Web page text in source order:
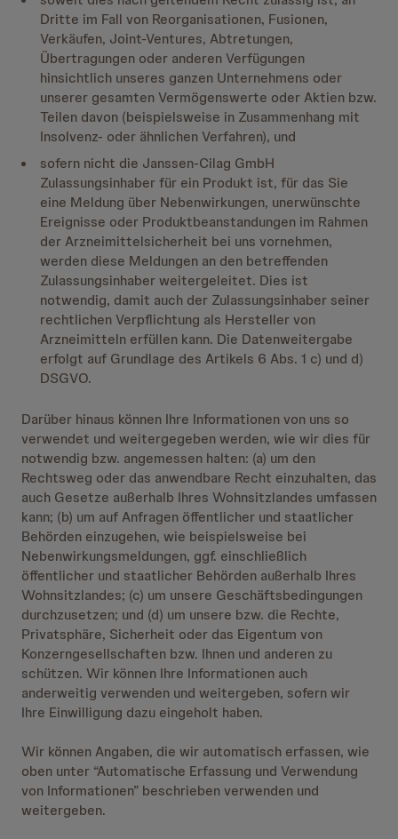
Dritte im Fall von Reorganisationen, Fusionen,
Verkäufen, Joint-Ventures, Abtretungen,
Übertragungen oder anderen Verfügungen
hinsichtlich unseres ganzen Unternehmens oder
unserer gesamten Vermögenswerte oder Aktien bzw.
Teilen davon (beispielsweise in Zusammenhang mit
Insolvenz- oder ähnlichen Verfahren), und
sofern nicht die Janssen-Cilag GmbH
Zulassungsinhaber für ein Produkt ist, für das Sie
eine Meldung über Nebenwirkungen, unerwünschte
Ereignisse oder Produktbeanstandungen im Rahmen
der Arzneimittelsicherheit bei uns vornehmen,
werden diese Meldungen an den betreffenden
Zulassungsinhaber weitergeleitet. Dies ist
notwendig, damit auch der Zulassungsinhaber seiner
rechtlichen Verpflichtung als Hersteller von
Arzneimitteln erfüllen kann. Die Datenweitergabe
erfolgt auf Grundlage des Artikels 6 Abs. 1 c) und d)
DSGVO.
Darüber hinaus können Ihre Informationen von uns so
verwendet und weitergegeben werden, wie wir dies für
notwendig bzw. angemessen halten: (a) um den
Rechtsweg oder das anwendbare Recht einzuhalten, das
auch Gesetze außerhalb Ihres Wohnsitzlandes umfassen
kann; (b) um auf Anfragen öffentlicher und staatlicher
Behörden einzugehen, wie beispielsweise bei
Nebenwirkungsmeldungen, ggf. einschließlich
öffentlicher und staatlicher Behörden außerhalb Ihres
Wohnsitzlandes; (c) um unsere Geschäftsbedingungen
durchzusetzen; und (d) um unsere bzw. die Rechte,
Privatsphäre, Sicherheit oder das Eigentum von
Konzerngesellschaften bzw. Ihnen und anderen zu
schützen. Wir können Ihre Informationen auch
anderweitig verwenden und weitergeben, sofern wir
Ihre Einwilligung dazu eingeholt haben.
Wir können Angaben, die wir automatisch erfassen, wie
oben unter “Automatische Erfassung und Verwendung
von Informationen” beschrieben verwenden und
weitergeben.